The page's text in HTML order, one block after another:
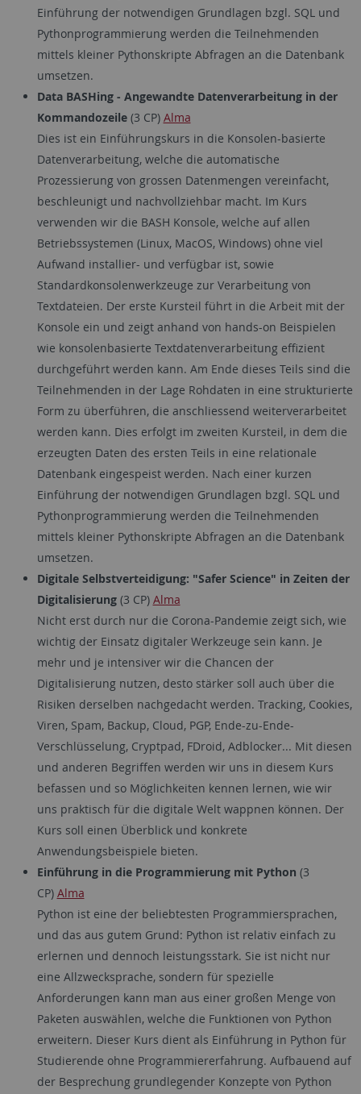
Einführung der notwendigen Grundlagen bzgl. SQL und
Pythonprogrammierung werden die Teilnehmenden
mittels kleiner Pythonskripte Abfragen an die Datenbank
umsetzen.
Data BASHing - Angewandte Datenverarbeitung in der
Kommandozeile(3 CP) Alma
Dies ist ein Einführungskurs in die Konsolen-basierte
Datenverarbeitung, welche die automatische
Prozessierung von grossen Datenmengen vereinfacht,
beschleunigt und nachvollziehbar macht. Im Kurs
verwenden wir die BASH Konsole, welche auf allen
Betriebssystemen (Linux, MacOS, Windows) ohne viel
Aufwand installier- und verfügbar ist, sowie
Standardkonsolenwerkzeuge zur Verarbeitung von
Textdateien. Der erste Kursteil führt in die Arbeit mit der
Konsole ein und zeigt anhand von hands-on Beispielen
wie konsolenbasierte Textdatenverarbeitung effizient
durchgeführt werden kann. Am Ende dieses Teils sind die
Teilnehmenden in der Lage Rohdaten in eine strukturierte
Form zu überführen, die anschliessend weiterverarbeitet
werden kann. Dies erfolgt im zweiten Kursteil, in dem die
erzeugten Daten des ersten Teils in eine relationale
Datenbank eingespeist werden. Nach einer kurzen
Einführung der notwendigen Grundlagen bzgl. SQL und
Pythonprogrammierung werden die Teilnehmenden
mittels kleiner Pythonskripte Abfragen an die Datenbank
umsetzen.
Digitale Selbstverteidigung: "Safer Science" in Zeiten der
Digitalisierung(3 CP) Alma
Nicht erst durch nur die Corona-Pandemie zeigt sich, wie
wichtig der Einsatz digitaler Werkzeuge sein kann. Je
mehr und je intensiver wir die Chancen der
Digitalisierung nutzen, desto stärker soll auch über die
Risiken derselben nachgedacht werden. Tracking, Cookies,
Viren, Spam, Backup, Cloud, PGP, Ende-zu-Ende-
Verschlüsselung, Cryptpad, FDroid, Adblocker... Mit diesen
und anderen Begriffen werden wir uns in diesem Kurs
befassen und so Möglichkeiten kennen lernen, wie wir
uns praktisch für die digitale Welt wappnen können. Der
Kurs soll einen Überblick und konkrete
Anwendungsbeispiele bieten.
Einführung in die Programmierung mit Python (3
CP) Alma
Python ist eine der beliebtesten Programmiersprachen,
und das aus gutem Grund: Python ist relativ einfach zu
erlernen und dennoch leistungsstark. Sie ist nicht nur
eine Allzwecksprache, sondern für spezielle
Anforderungen kann man aus einer großen Menge von
Paketen auswählen, welche die Funktionen von Python
erweitern. Dieser Kurs dient als Einführung in Python für
Studierende ohne Programmiererfahrung. Aufbauend auf
der Besprechung grundlegender Konzepte von Python